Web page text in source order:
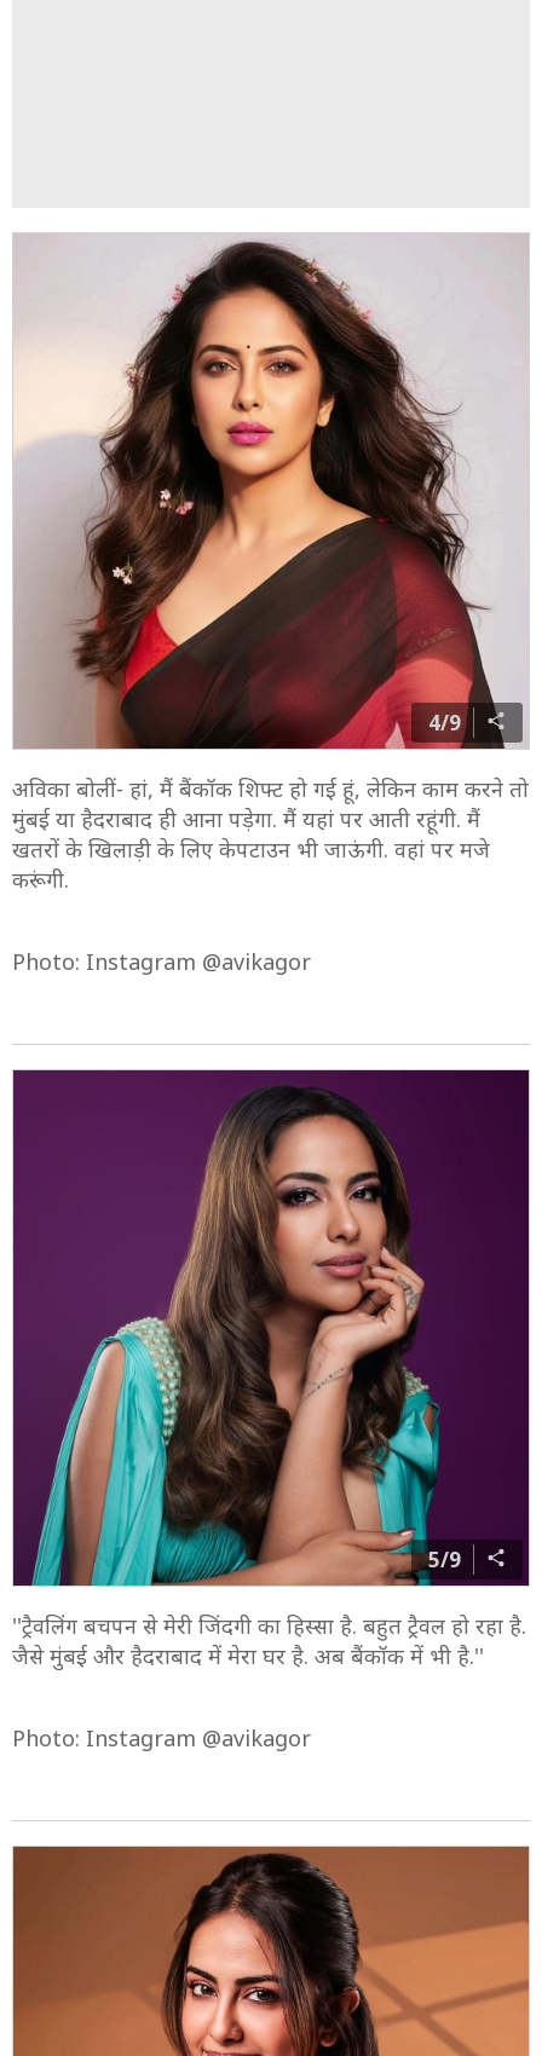
4/9
अविका बोलीं- हां, मैं बैंकॉक शिफ्ट हो गई हूं, लेकिन काम करने तो
मुंबई या हैदराबाद ही आना पड़ेगा. मैं यहां पर आती रहूंगी. मैं
खतरों के खिलाड़ी के लिए केपटाउन भी जाऊंगी. वहां पर मजे
करूंगी.
Photo: Instagram @avikagor
5/9
''ट्रैवलिंग बचपन से मेरी जिंदगी का हिस्सा है. बहुत ट्रैवल हो रहा है.
जैसे मुंबई और हैदराबाद में मेरा घर है. अब बैंकॉक में भी है.''
Photo: Instagram @avikagor